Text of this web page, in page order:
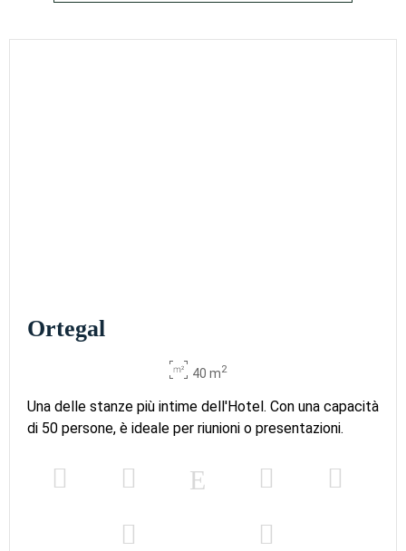
Ortegal
40 m2
Una delle stanze più intime dell'Hotel. Con una capacità
di 50 persone, è ideale per riunioni o presentazioni.